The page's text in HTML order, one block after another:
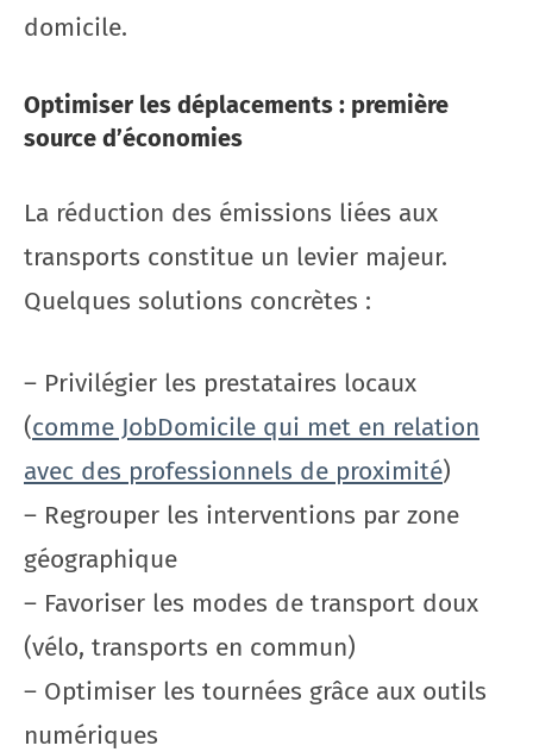
domicile.
Optimiser les déplacements : première
source d’économies
La réduction des émissions liées aux
transports constitue un levier majeur.
Quelques solutions concrètes :
– Privilégier les prestataires locaux
(comme JobDomicile qui met en relation
avec des professionnels de proximité)
– Regrouper les interventions par zone
géographique
– Favoriser les modes de transport doux
(vélo, transports en commun)
– Optimiser les tournées grâce aux outils
numériques